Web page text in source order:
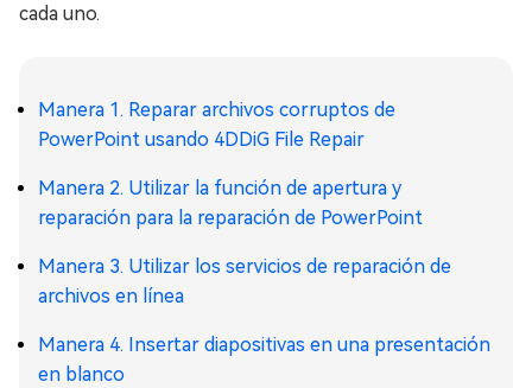
cada uno.
Manera 1. Reparar archivos corruptos de
PowerPoint usando 4DDiG File Repair
Manera 2. Utilizar la función de apertura y
reparación para la reparación de PowerPoint
Manera 3. Utilizar los servicios de reparación de
archivos en línea
Manera 4. Insertar diapositivas en una presentación
en blanco